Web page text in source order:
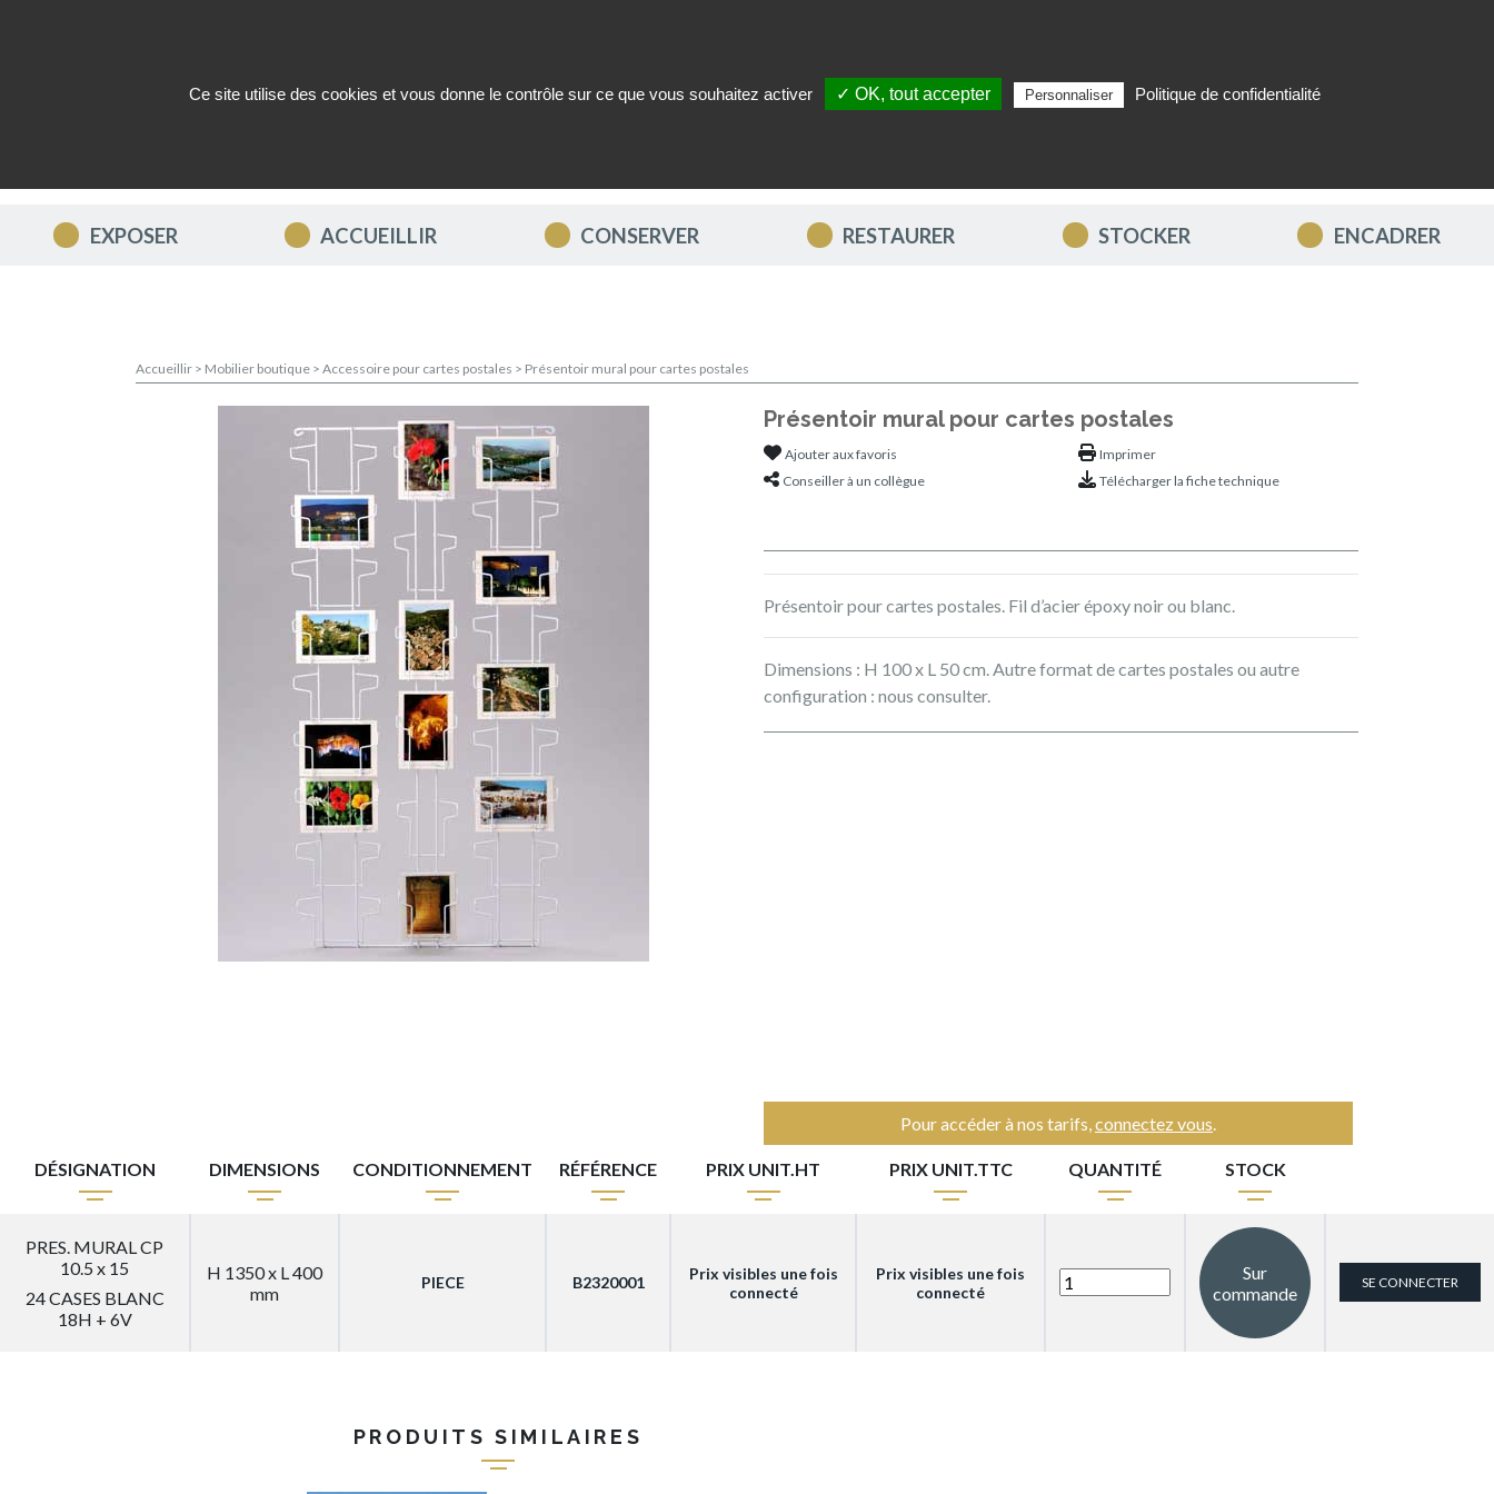
EXPOSER ACCUEILLIR CONSERVER RESTAURER STOCKER ENCADRER
Accueillir > Mobilier boutique > Accessoire pour cartes postales > Présentoir mural pour cartes postales
Présentoir mural pour cartes postales
Ajouter aux favoris
Conseiller à un collègue
Imprimer
Télécharger la fiche technique
Présentoir pour cartes postales. Fil d’acier époxy noir ou blanc.
Dimensions : H 100 x L 50 cm. Autre format de cartes postales ou autre
configuration : nous consulter.
Pour accéder à nos tarifs,connectez vous.
DÉSIGNATION DIMENSIONS CONDITIONNEMENT RÉFÉRENCE PRIX UNIT.HT PRIX UNIT.TTC QUANTITÉ STOCK
PRES. MURAL CP
10.5 x 15
24 CASES BLANC
18H + 6V
H 1350 x L 400
mm
PIECE B2320001
Prix visibles une fois
connecté
Prix visibles une fois
connecté
Sur
commande
SE CONNECTER
PRODUITS SIMILAIRES
Ce site utilise des cookies et vous donne le contrôle sur ce que vous souhaitez activer ✓ OK, tout accepter Personnaliser Politique de confidentialité